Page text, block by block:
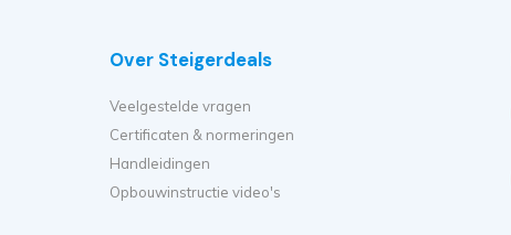
Over Steigerdeals
Veelgestelde vragen
Certificaten & normeringen
Handleidingen
Opbouwinstructie video's